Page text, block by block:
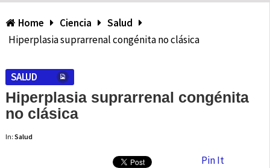
Home Ciencia
Salud
Hiperplasia suprarrenal congénita no clásica
SALUD
Hiperplasia suprarrenal congénita
no clásica
In: Salud
Pin It